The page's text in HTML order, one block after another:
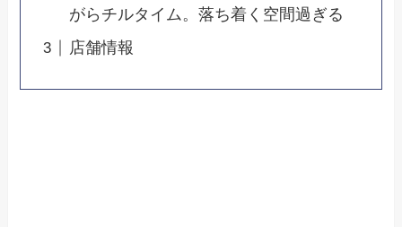
がらチルタイム。落ち着く空間過ぎる
店舗情報